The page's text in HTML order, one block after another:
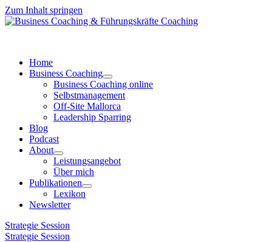
Zum Inhalt springen
Home
Business Coaching
Business Coaching online
Selbstmanagement
Off-Site Mallorca
Leadership Sparring
Blog
Podcast
About
Leistungsangebot
Über mich
Publikationen
Lexikon
Newsletter
Strategie Session
Strategie Session